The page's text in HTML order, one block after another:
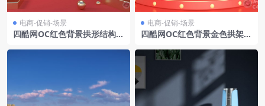
电商-促销-场景
四酷网OC红色背景拱形结构金
电商-促销-场景
四酷网OC红色背景金色拱架礼